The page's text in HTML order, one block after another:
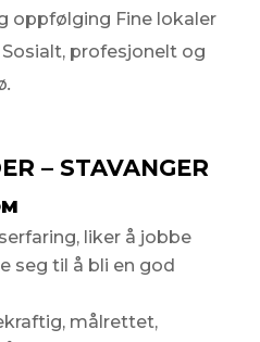
oppfølging Fine lokaler
profesjonelt og
.
– STAVANGER
liker å jobbe
seg til å bli en god
målrettet,